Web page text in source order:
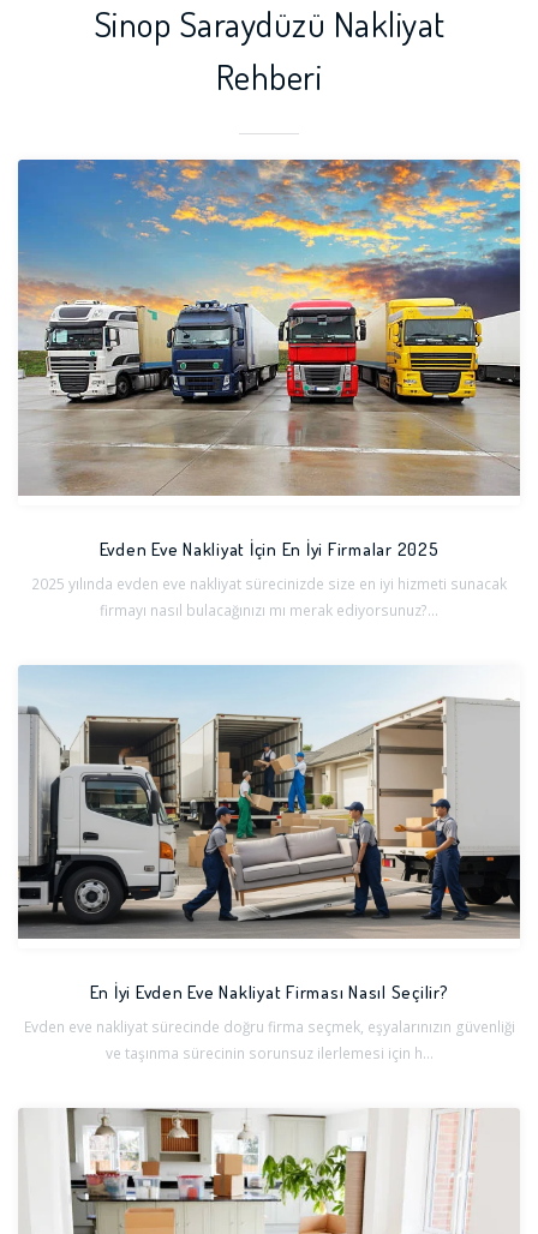
Sinop Saraydüzü Nakliyat
Rehberi
Evden Eve Nakliyat İçin En İyi Firmalar 2025
2025 yılında evden eve nakliyat sürecinizde size en iyi hizmeti sunacak
firmayı nasıl bulacağınızı mı merak ediyorsunuz?...
En İyi Evden Eve Nakliyat Firması Nasıl Seçilir?
Evden eve nakliyat sürecinde doğru firma seçmek, eşyalarınızın güvenliği
ve taşınma sürecinin sorunsuz ilerlemesi için h...